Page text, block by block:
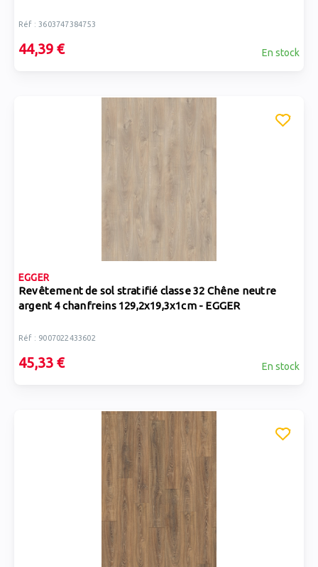
Réf : 3603747384753
44,39 € En stock
EGGER
Revêtement de sol stratifié classe 32 Chêne neutre
argent 4 chanfreins 129,2x19,3x1cm - EGGER
Réf : 9007022433602
45,33 € En stock